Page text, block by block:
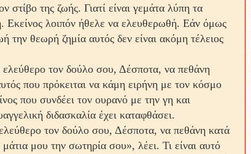
της ζωής. Γιατί είναι γεμάτα λύπη τα
Εκείνος λοιπόν ήθελε να ελευθερωθή. Εάν όμως
την θεωρή ζημία αυτός δεν είναι ακόμη τέλειος
τον δούλο σου, Δέσποτα, να πεθάνη
που πρόκειται να κάμη ειρήνη με τον κόσμο
που συνδέει τον ουρανό με την γη και
διδασκαλία έχει κατα­φθάσει.
τον δούλο σου, Δέσποτα, να πεθάνη κατά
μου την σωτηρία σου», λέει. Τι είναι αυτό